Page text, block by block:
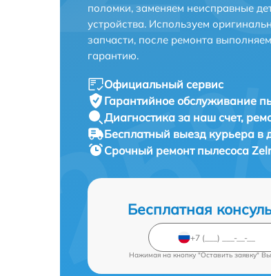
поломки, заменяем неисправные
устройства. Используем
запчасти, после ремонта
гарантию.
Официальный сервис
Гарантийное обслуживание
Диагностика за наш счет,
Бесплатный выезд курьера в
Срочный ремонт пылесоса
Бесплатная
Нажимая на кнопку "Оставить заявку"